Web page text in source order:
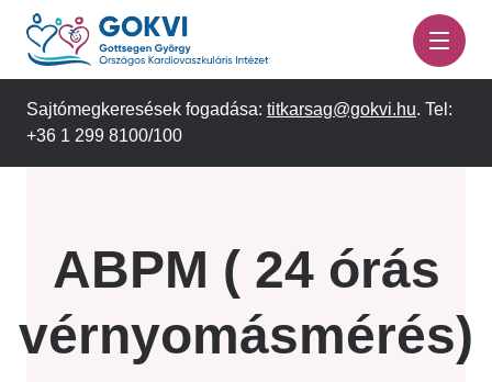
Ugrás
tartalomra
Sajtómegkeresések fogadása: titkarsag@gokvi.hu. Tel:
+36 1 299 8100/100
ABPM ( 24 órás
vérnyomásmérés)